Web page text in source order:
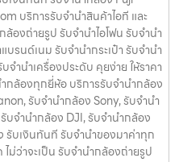
บริการรับจํานําสินค้าไอที และ
องถ่ายรูป รับจํานําไอโฟน รับจํานํา
รนด์เนม รับจํานํากระเป๋า รับจํานํา
านําเครื่องประดับ คุยง่าย ให้ราคา
กล้องทุกยี่ห้อ บริการรับจำนำกล้อง
รับจำนำกล้อง Sony, รับจำนำ
บจำนำกล้อง DJI, รับจำนำกล้อง
รับเงินทันที รับจำนำของมาค่าทุก
ม่ว่าจะเป็น รับจํานํากล้องถ่ายรูป